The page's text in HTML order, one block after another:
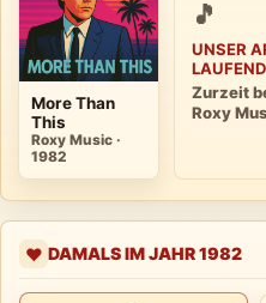
More Than
This
Roxy Music ·
1982
🎵
UNSER
Zurzeit
Roxy
❤️ DAMALS IM JAHR 1982